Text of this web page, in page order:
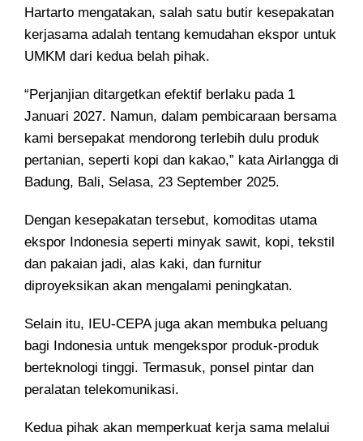
Hartarto mengatakan, salah satu butir kesepakatan
kerjasama adalah tentang kemudahan ekspor untuk
UMKM dari kedua belah pihak.
“Perjanjian ditargetkan efektif berlaku pada 1
Januari 2027. Namun, dalam pembicaraan bersama
kami bersepakat mendorong terlebih dulu produk
pertanian, seperti kopi dan kakao,” kata Airlangga di
Badung, Bali, Selasa, 23 September 2025.
Dengan kesepakatan tersebut, komoditas utama
ekspor Indonesia seperti minyak sawit, kopi, tekstil
dan pakaian jadi, alas kaki, dan furnitur
diproyeksikan akan mengalami peningkatan.
Selain itu, IEU-CEPA juga akan membuka peluang
bagi Indonesia untuk mengekspor produk-produk
berteknologi tinggi. Termasuk, ponsel pintar dan
peralatan telekomunikasi.
Kedua pihak akan memperkuat kerja sama melalui